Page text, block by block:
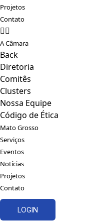
Projetos
Contato
A Câmara
Back
Diretoria
Comitês
Clusters
Nossa Equipe
Código de Ética
Mato Grosso
Serviços
Eventos
Notícias
Projetos
Contato
LOGIN